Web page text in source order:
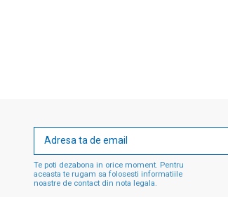
Te poti dezabona in orice moment. Pentru
aceasta te rugam sa folosesti informatiile
noastre de contact din nota legala.